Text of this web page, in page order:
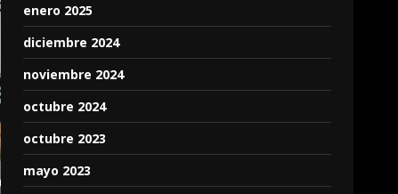
enero 2025
diciembre 2024
noviembre 2024
octubre 2024
octubre 2023
mayo 2023